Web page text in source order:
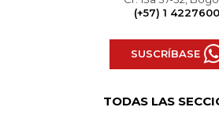
(+57) 1 4227600
SUSCRÍBASE
TODAS LAS